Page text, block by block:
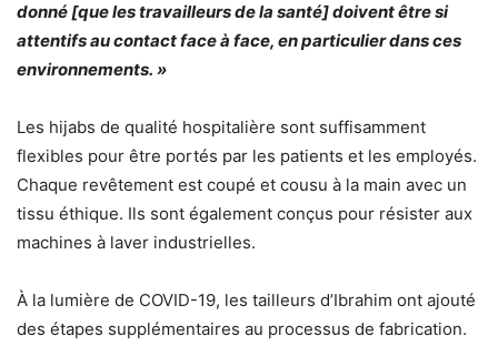
donné [que les travailleurs de la santé] doivent être si
attentifs au contact face à face, en particulier dans ces
environnements. »
Les hijabs de qualité hospitalière sont suffisamment
flexibles pour être portés par les patients et les employés.
Chaque revêtement est coupé et cousu à la main avec un
tissu éthique. Ils sont également conçus pour résister aux
machines à laver industrielles.
À la lumière de COVID-19, les tailleurs d’Ibrahim ont ajouté
des étapes supplémentaires au processus de fabrication.